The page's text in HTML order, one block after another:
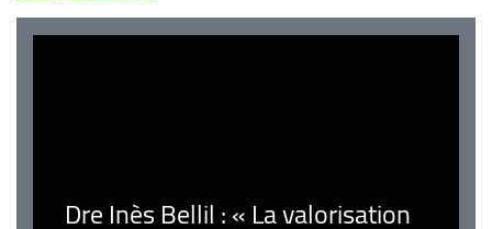
Dre Inès Bellil : « La valorisation